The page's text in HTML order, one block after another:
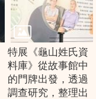
特展《龜山姓氏資
料庫》從故事館中
的門牌出發，透過
調查研究，整理出